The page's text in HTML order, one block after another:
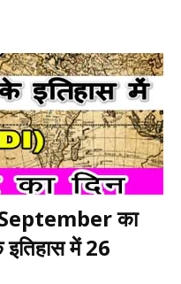
का
में 26